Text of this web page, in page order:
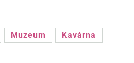
Muzeum
Kavárna